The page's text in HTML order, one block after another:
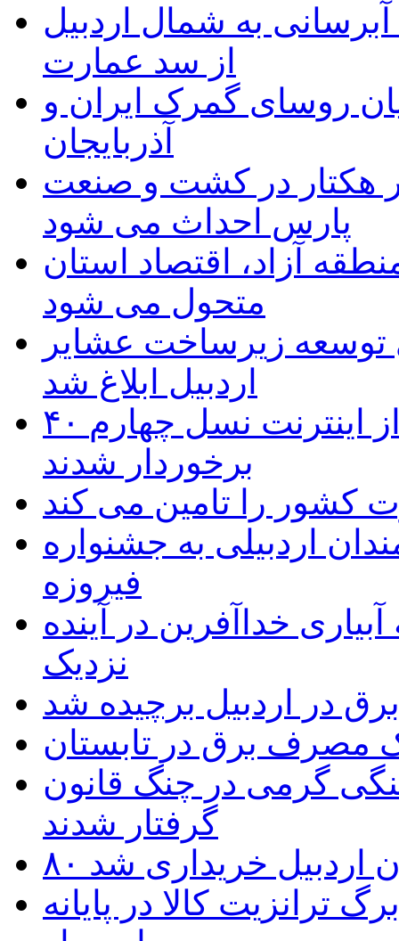
ماده ۲۳ طرح آبرسانی به شمال اردبیل
از سد عمارت
روسای گمرک ایران و
آذربایجان
هکتار در کشت و صنعت
پارس احداث می شود
آزاد، اقتصاد استان
متحول می شود
برای توسعه زیرساخت عشایر
اردبیل ابلاغ شد
۴۰ روستای شهرستان گِرمی از اینترنت نسل چهارم
برخوردار شدند
به۵۰ اثر هنرمندان اردبیلی به جشنواره
فیروزه
خداآفرین در آینده
نزدیک
مصرف برق در تابستان
گرمی در چنگ قانون
گرفتار شدند
اردبیل خریداری شد
کالا در پایانه